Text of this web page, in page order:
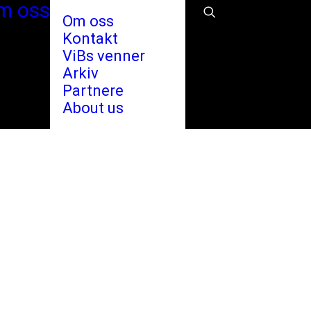
oss
Om oss
Kontakt
ViBs venner
Arkiv
Partnere
About us